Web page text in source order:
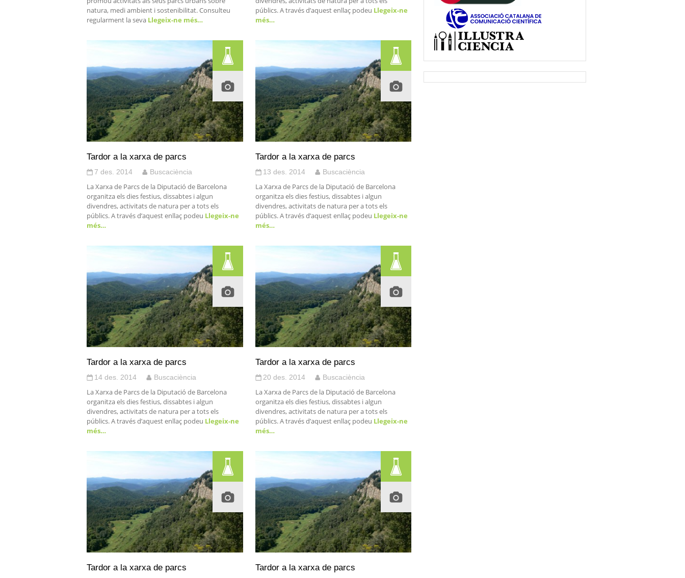
natura, medi ambient i sostenibilitat. Consulteu
regularment la seva Llegeix-ne més…
públics. A través d’aquest enllaç podeu Llegeix-ne
més…
Tardor a la xarxa de parcs
7 des. 2014 Buscaciència
La Xarxa de Parcs de la Diputació de Barcelona
organitza els dies festius, dissabtes i algun
divendres, activitats de natura per a tots els
públics. A través d’aquest enllaç podeu Llegeix-ne
més…
Tardor a la xarxa de parcs
13 des. 2014 Buscaciència
La Xarxa de Parcs de la Diputació de Barcelona
organitza els dies festius, dissabtes i algun
divendres, activitats de natura per a tots els
públics. A través d’aquest enllaç podeu Llegeix-ne
més…
Tardor a la xarxa de parcs
14 des. 2014 Buscaciència
La Xarxa de Parcs de la Diputació de Barcelona
organitza els dies festius, dissabtes i algun
divendres, activitats de natura per a tots els
públics. A través d’aquest enllaç podeu Llegeix-ne
més…
Tardor a la xarxa de parcs
20 des. 2014 Buscaciència
La Xarxa de Parcs de la Diputació de Barcelona
organitza els dies festius, dissabtes i algun
divendres, activitats de natura per a tots els
públics. A través d’aquest enllaç podeu Llegeix-ne
més…
Tardor a la xarxa de parcs Tardor a la xarxa de parcs